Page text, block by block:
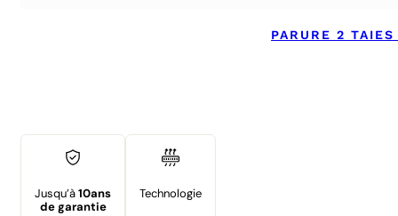
PARURE 2
Jusqu’à10ans
de garantie
Technologie